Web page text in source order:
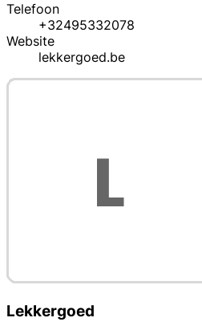
Telefoon
+32495332078
Website
lekkergoed.be
Lekkergoed